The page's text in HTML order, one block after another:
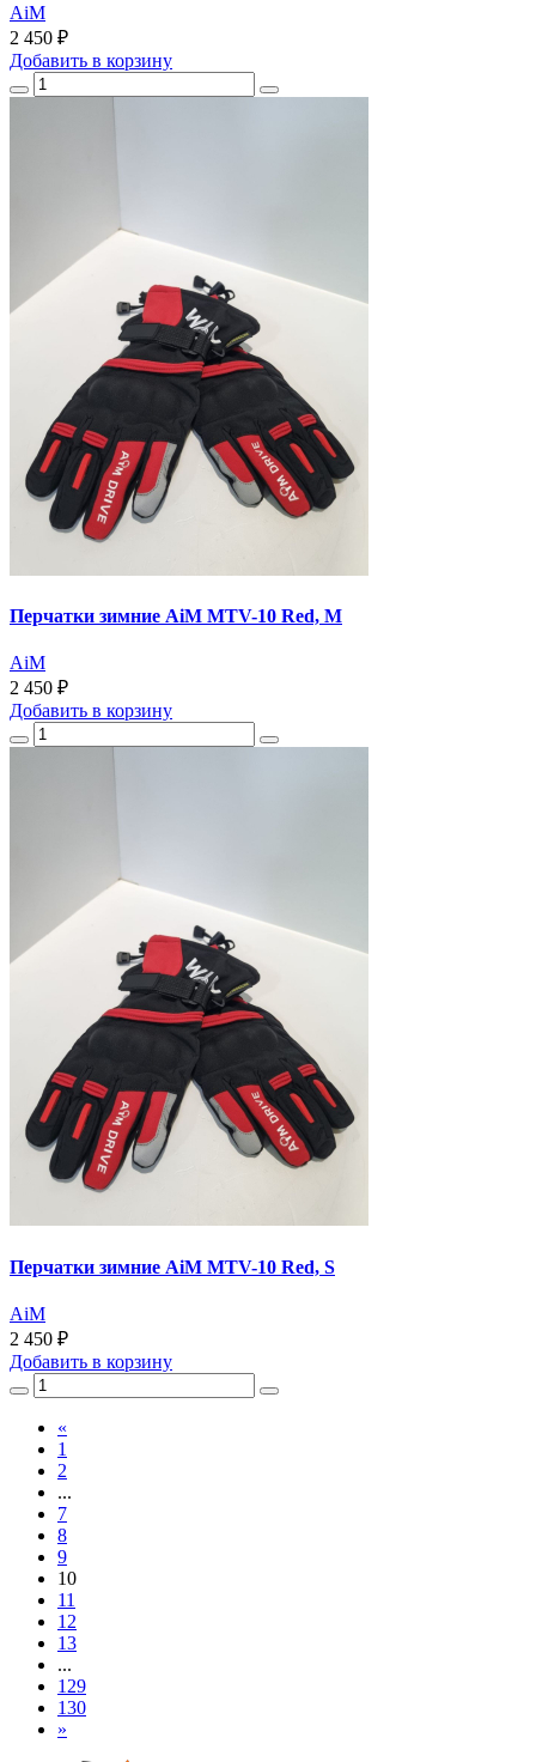
AiM
2 450 ₽
Добавить в корзину
Перчатки зимние AiM MTV-10 Red, M
AiM
2 450 ₽
Добавить в корзину
Перчатки зимние AiM MTV-10 Red, S
AiM
2 450 ₽
Добавить в корзину
«
1
2
...
7
8
9
10
11
12
13
...
129
130
»